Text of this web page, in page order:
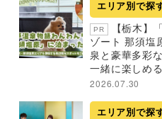
エリア別で探
PR
【栃木】
ゾート 那須塩
泉と豪華多彩
一緒に楽しめ
2026.07.30
エリア別で探